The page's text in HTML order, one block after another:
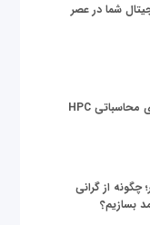
شما در عصر
از گرانی
بسازیم؟